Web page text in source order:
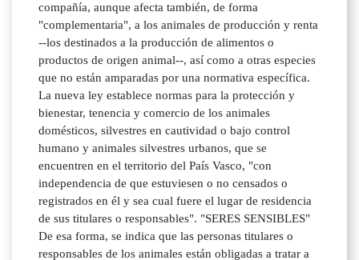
compañía, aunque afecta también, de forma
"complementaria", a los animales de producción y renta
--los destinados a la producción de alimentos o
productos de origen animal--, así como a otras especies
que no están amparadas por una normativa específica.
La nueva ley establece normas para la protección y
bienestar, tenencia y comercio de los animales
domésticos, silvestres en cautividad o bajo control
humano y animales silvestres urbanos, que se
encuentren en el territorio del País Vasco, "con
independencia de que estuviesen o no censados o
registrados en él y sea cual fuere el lugar de residencia
de sus titulares o responsables". "SERES SENSIBLES"
De esa forma, se indica que las personas titulares o
responsables de los animales están obligadas a tratar a